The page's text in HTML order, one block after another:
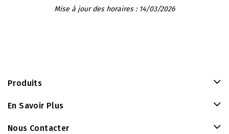
Mise à jour des horaires : 14/03/2026
Produits
En Savoir Plus
Nous Contacter